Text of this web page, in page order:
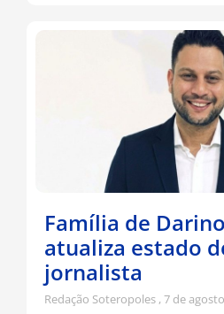
Família de
atualiza estado
jornalista
Redação Soteropoles 7 de